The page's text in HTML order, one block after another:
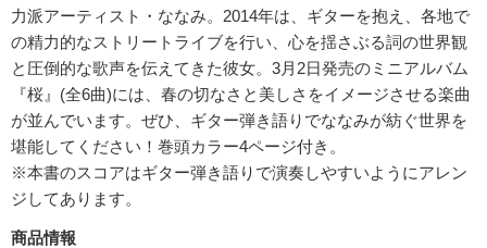
力派アーティスト・ななみ。2014年は、ギターを抱え、各地で
の精力的なストリートライブを行い、心を揺さぶる詞の世界観
と圧倒的な歌声を伝えてきた彼女。3月2日発売のミニアルバム
『桜』(全6曲)には、春の切なさと美しさをイメージさせる楽曲
が並んでいます。ぜひ、ギター弾き語りでななみが紡ぐ世界を
堪能してください！巻頭カラー4ページ付き。
※本書のスコアはギター弾き語りで演奏しやすいようにアレン
ジしてあります。
商品情報